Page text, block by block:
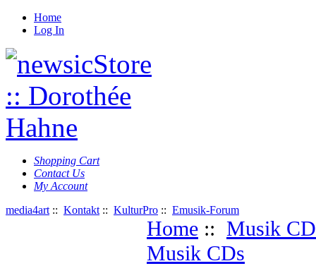
Home
Log In
Shopping Cart
Contact Us
My Account
media4art :: Kontakt :: KulturPro :: Emusik-Forum
Home :: Musik
Musik CDs